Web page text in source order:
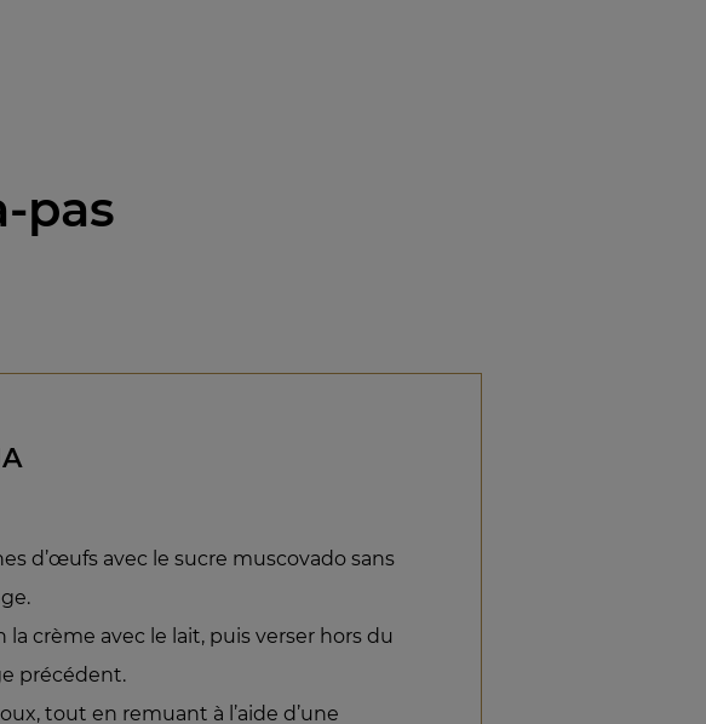
pas
d’œufs avec le sucre muscovado sans
la crème avec le lait, puis verser hors du
précédent.
tout en remuant à l’aide d’une